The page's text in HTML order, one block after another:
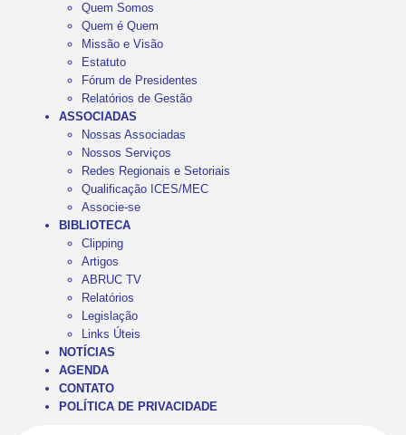
Quem Somos
Quem é Quem
Missão e Visão
Estatuto
Fórum de Presidentes
Relatórios de Gestão
ASSOCIADAS
Nossas Associadas
Nossos Serviços
Redes Regionais e Setoriais
Qualificação ICES/MEC
Associe-se
BIBLIOTECA
Clipping
Artigos
ABRUC TV
Relatórios
Legislação
Links Úteis
NOTÍCIAS
AGENDA
CONTATO
POLÍTICA DE PRIVACIDADE